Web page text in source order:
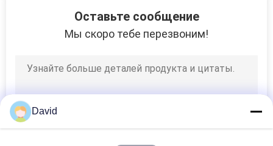
Оставьте сообщение
Мы скоро тебе перезвоним!
David